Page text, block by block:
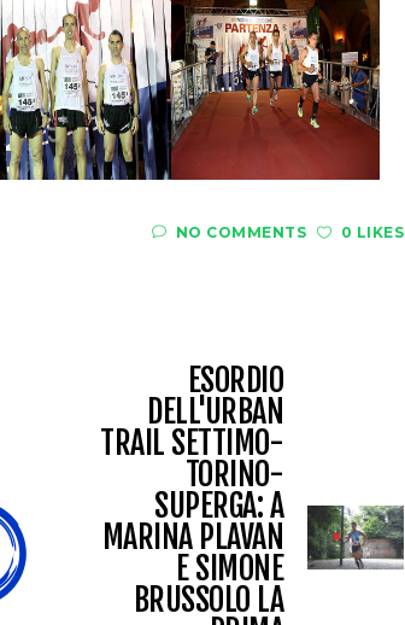
NO COMMENTS 0 LIKES
ESORDIO
DELL'URBAN
TRAIL SETTIMO-
TORINO-
SUPERGA: A
MARINA PLAVAN
E SIMONE
BRUSSOLO LA